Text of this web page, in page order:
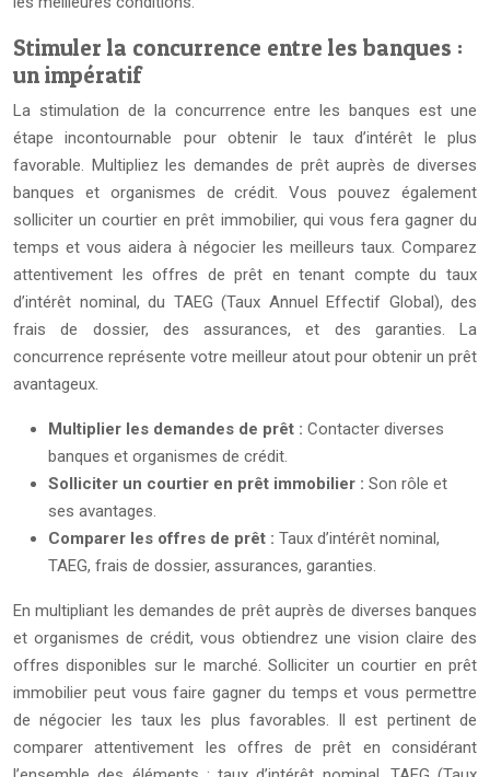
Stimuler la concurrence entre les banques :
un impératif
La stimulation de la concurrence entre les banques est une
étape incontournable pour obtenir le taux d’intérêt le plus
favorable. Multipliez les demandes de prêt auprès de diverses
banques et organismes de crédit. Vous pouvez également
solliciter un courtier en prêt immobilier, qui vous fera gagner du
temps et vous aidera à négocier les meilleurs taux. Comparez
attentivement les offres de prêt en tenant compte du taux
d’intérêt nominal, du TAEG (Taux Annuel Effectif Global), des
frais de dossier, des assurances, et des garanties. La
concurrence représente votre meilleur atout pour obtenir un prêt
avantageux.
Multiplier les demandes de prêt : Contacter diverses
banques et organismes de crédit.
Solliciter un courtier en prêt immobilier : Son rôle et
ses avantages.
Comparer les offres de prêt : Taux d’intérêt nominal,
TAEG, frais de dossier, assurances, garanties.
En multipliant les demandes de prêt auprès de diverses banques
et organismes de crédit, vous obtiendrez une vision claire des
offres disponibles sur le marché. Solliciter un courtier en prêt
immobilier peut vous faire gagner du temps et vous permettre
de négocier les taux les plus favorables. Il est pertinent de
comparer attentivement les offres de prêt en considérant